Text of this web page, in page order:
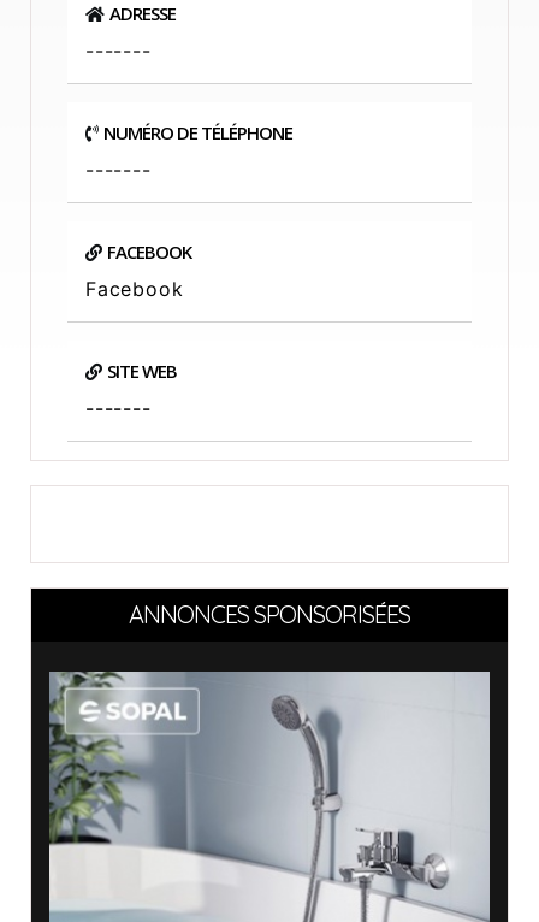
ADRESSE
-------
NUMÉRO DE TÉLÉPHONE
-------
FACEBOOK
Facebook
SITE WEB
-------
ANNONCES SPONSORISÉES